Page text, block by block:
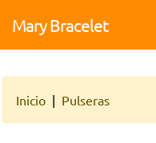
Mary Bracelet
Inicio Pulseras